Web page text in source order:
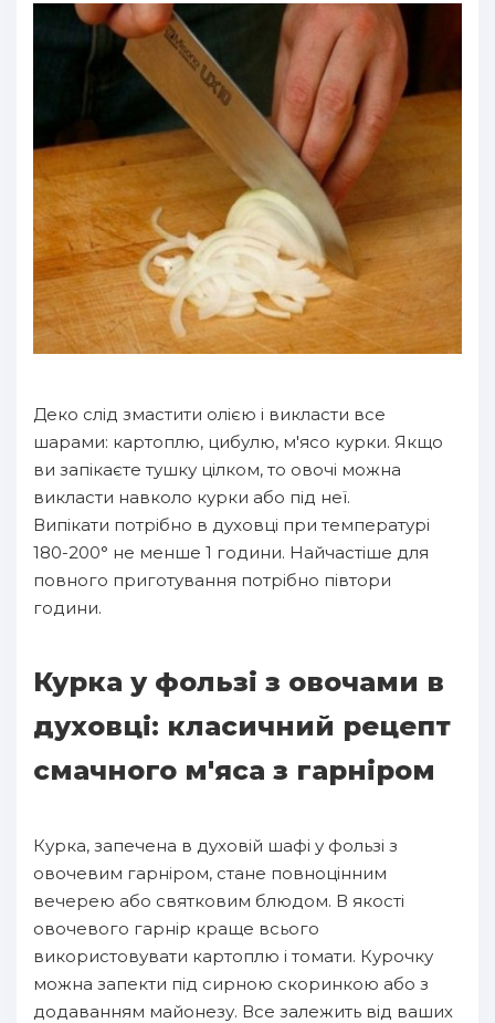
Деко слід змастити олією і викласти все
шарами: картоплю, цибулю, м'ясо курки. Якщо
ви запікаєте тушку цілком, то овочі можна
викласти навколо курки або під неї.
Випікати потрібно в духовці при температурі
180-200° не менше 1 години. Найчастіше для
повного приготування потрібно півтори
години.
Курка у фользі з овочами в
духовці: класичний рецепт
смачного м'яса з гарніром
Курка, запечена в духовій шафі у фользі з
овочевим гарніром, стане повноцінним
вечерею або святковим блюдом. В якості
овочевого гарнір краще всього
використовувати картоплю і томати. Курочку
можна запекти під сирною скоринкою або з
додаванням майонезу. Все залежить від ваших